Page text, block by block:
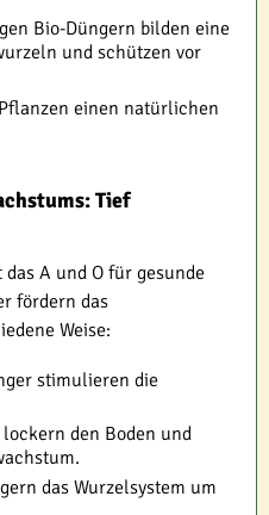
Bio-Düngern bilden eine
und schützen vor
einen natürlichen
Tief
A und O für gesunde
fördern das
Weise:
stimulieren die
den Boden und
das Wurzelsystem um